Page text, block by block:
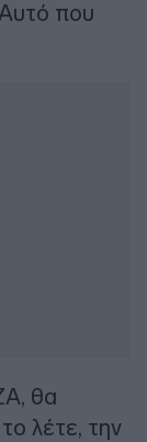
που
θα
λέτε, την